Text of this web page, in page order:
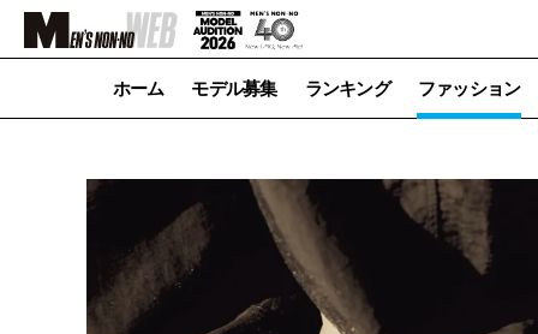
ホーム モデル募集 ランキング ファッション